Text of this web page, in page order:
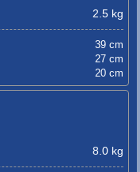
2.5 kg
39 cm
27 cm
20 cm
8.0 kg